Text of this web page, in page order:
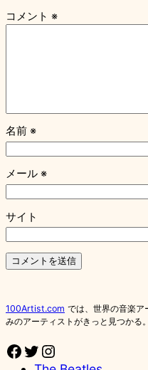
コメント ※
名前 ※
メール ※
サイト
100Artist.com では、世界の音楽ア
みのアーティストがきっと見つかる。
Facebook Twitter Instagram